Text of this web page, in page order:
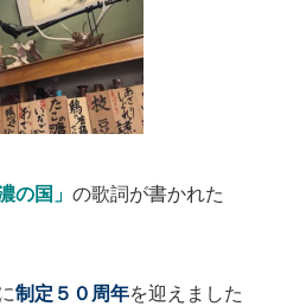
の国」の歌詞が書かれた
制定５０周年を迎えました